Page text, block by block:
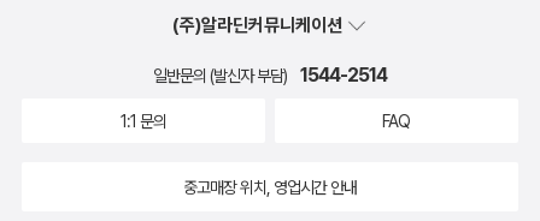
(주)알라딘커뮤니케이션
일반문의 (발신자 부담) 1544-2514
1:1 문의 FAQ
중고매장 위치, 영업시간 안내